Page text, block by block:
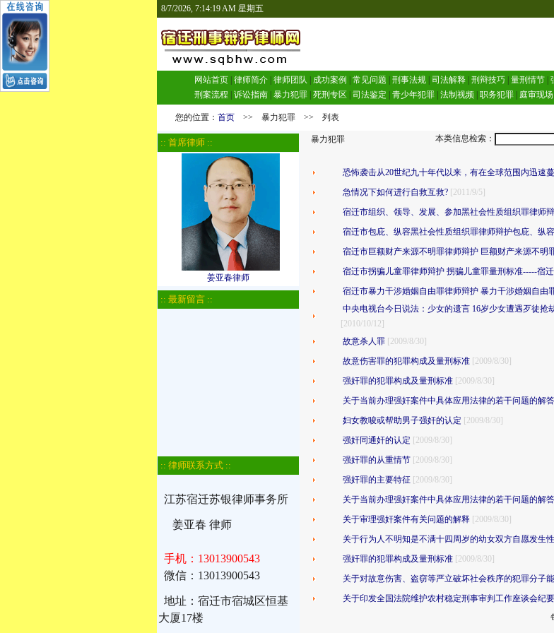
8/7/2026, 7:14:20 AM 星期五
网站首页 律师简介 律师团队 成功案例 常见问题 刑事法规 司法解释 刑辩技巧 量刑情节
刑案流程
诉讼指南 暴力犯罪 死刑专区 司法鉴定 青少年犯罪 法制视频 职务犯罪| 庭审现场|
您的位置： 首页 >> 暴力犯罪 >> 列表
:: 首席律师 ::
姜亚春律师
:: 最新留言 ::
:: 律师联系方式 ::
江苏宿迁苏银律师事务所
姜亚春 律师
手机：13013900543
微信：13013900543
地址：宿迁市宿城区恒基
大厦17楼
暴力犯罪 本类信息检索：
恐怖袭击从20世纪九十年代以来，有在全球范围内迅速
急情况下如何进行自救互救? [2011/9/5]
宿迁市组织、领导、发展、参加黑社会性质组织罪律师
宿迁市包庇、纵容黑社会性质组织罪律师辩护包庇、纵
宿迁市巨额财产来源不明罪律师辩护 巨额财产来源不明
宿迁市拐骗儿童罪律师辩护 拐骗儿童罪量刑标准-----宿
宿迁市暴力干涉婚姻自由罪律师辩护 暴力干涉婚姻自由
中央电视台今日说法：少女的遗言 16岁少女遭遇歹徒
[2010/10/12]
故意杀人罪 [2009/8/30]
故意伤害罪的犯罪构成及量刑标准 [2009/8/30]
强奸罪的犯罪构成及量刑标准 [2009/8/30]
关于当前办理强奸案件中具体应用法律的若干问题的解答
妇女教唆或帮助男子强奸的认定 [2009/8/30]
强奸同通奸的认定 [2009/8/30]
强奸罪的从重情节 [2009/8/30]
强奸罪的主要特征 [2009/8/30]
关于当前办理强奸案件中具体应用法律的若干问题的解答
关于审理强奸案件有关问题的解释 [2009/8/30]
关于行为人不明知是不满十四周岁的幼女双方自愿发生
强奸罪的犯罪构成及量刑标准 [2009/8/30]
关于对故意伤害、盗窃等严立破坏社会秩序的犯罪分子
关于印发全国法院维护农村稳定刑事审判工作座谈会纪